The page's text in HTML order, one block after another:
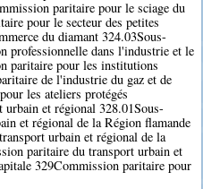
paritaire pour le sciage du
pour le secteur des petites
du diamant 324.03Sous-
professionnelle dans l'industrie et le
paritaire pour les institutions
de l'industrie du gaz et de
les ateliers protégés
et régional 328.01Sous-
et régional de la Région flamande
urbain et régional de la
paritaire du transport urbain et
329Commission paritaire pour